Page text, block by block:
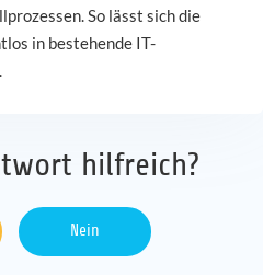
So lässt sich die
in bestehende IT-
hilfreich?
Nein